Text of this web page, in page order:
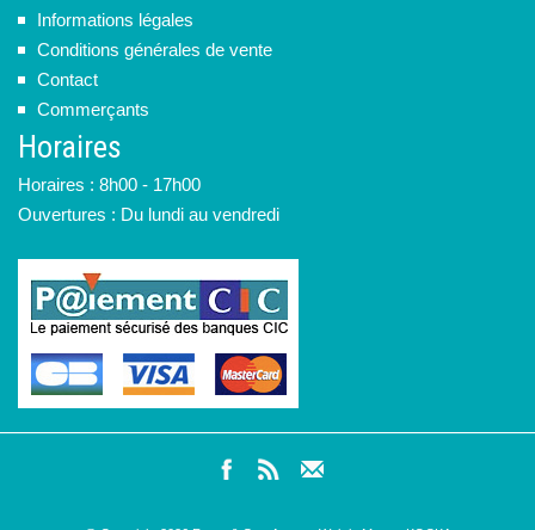
Informations légales
Conditions générales de vente
Contact
Commerçants
Horaires
Horaires : 8h00 - 17h00
Ouvertures : Du lundi au vendredi
@ Copyright 2026 Ramp & Go - Agence Web le Mans - KOCKA